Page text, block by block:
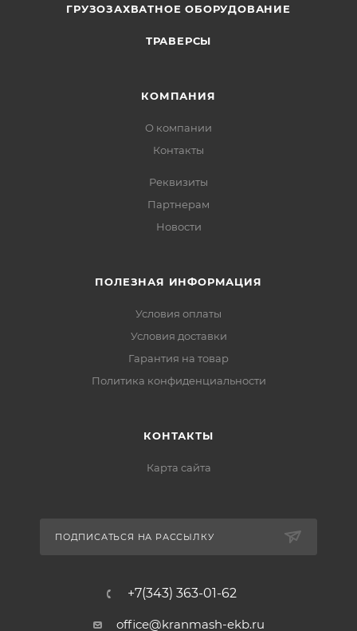
ГРУЗОЗАХВАТНОЕ ОБОРУДОВАНИЕ
ТРАВЕРСЫ
КОМПАНИЯ
О компании
Контакты
Реквизиты
Партнерам
Новости
ПОЛЕЗНАЯ ИНФОРМАЦИЯ
Условия оплаты
Условия доставки
Гарантия на товар
Политика конфиденциальности
КОНТАКТЫ
Карта сайта
ПОДПИСАТЬСЯ НА РАССЫЛКУ
+7(343) 363-01-62
office@kranmash-ekb.ru